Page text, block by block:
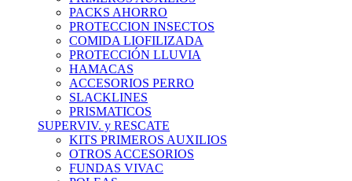
PACKS AHORRO
PROTECCION INSECTOS
COMIDA LIOFILIZADA
PROTECCIÓN LLUVIA
HAMACAS
ACCESORIOS PERRO
SLACKLINES
PRISMATICOS
SUPERVIV. y RESCATE
KITS PRIMEROS AUXILIOS
OTROS ACCESORIOS
FUNDAS VIVAC